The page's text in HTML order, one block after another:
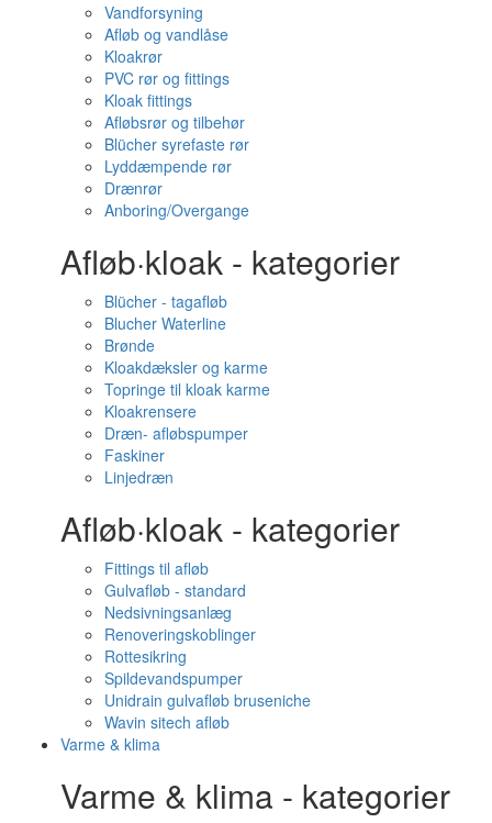
Vandforsyning
Afløb og vandlåse
Kloakrør
PVC rør og fittings
Kloak fittings
Afløbsrør og tilbehør
Blücher syrefaste rør
Lyddæmpende rør
Drænrør
Anboring/Overgange
Afløb·kloak - kategorier
Blücher - tagafløb
Blucher Waterline
Brønde
Kloakdæksler og karme
Topringe til kloak karme
Kloakrensere
Dræn- afløbspumper
Faskiner
Linjedræn
Afløb·kloak - kategorier
Fittings til afløb
Gulvafløb - standard
Nedsivningsanlæg
Renoveringskoblinger
Rottesikring
Spildevandspumper
Unidrain gulvafløb bruseniche
Wavin sitech afløb
Varme & klima
Varme & klima - kategorier